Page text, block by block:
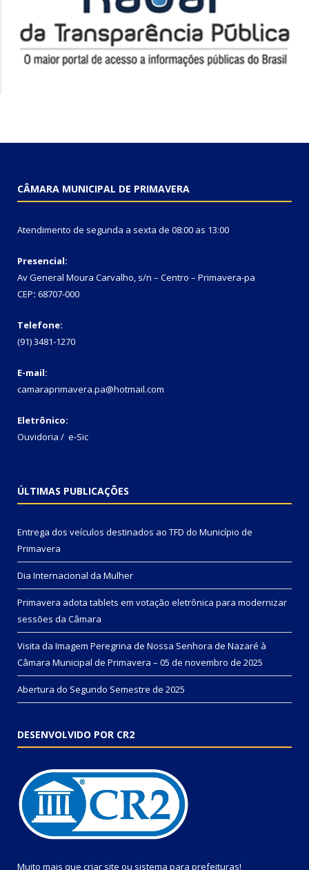
CÂMARA MUNICIPAL DE PRIMAVERA
Atendimento de segunda a sexta de 08:00 as 13:00
Presencial:
Av General Moura Carvalho, s/n – Centro – Primavera-pa
CEP: 68707-000
Telefone:
(91) 3481-1270
E-mail:
camaraprimavera.pa@hotmail.com
Eletrônico:
Ouvidoria / e-Sic
ÚLTIMAS PUBLICAÇÕES
Entrega dos veículos destinados ao TFD do Município de
Primavera
Dia Internacional da Mulher
Primavera adota tablets em votação eletrônica para modernizar
sessões da Câmara
Visita da Imagem Peregrina de Nossa Senhora de Nazaré à
Câmara Municipal de Primavera – 05 de novembro de 2025
Abertura do Segundo Semestre de 2025
DESENVOLVIDO POR CR2
Muito mais que criar site ou sistema para prefeituras!